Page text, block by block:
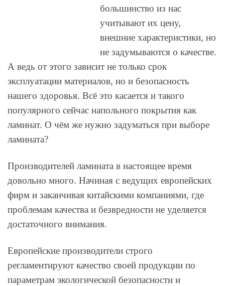
большинство из нас
учитывают их цену,
внешние характеристики, но
не задумываются о качестве.
А ведь от этого зависит не только срок
эксплуатации материалов, но и безопасность
нашего здоровья. Всё это касается и такого
популярного сейчас напольного покрытия как
ламинат. О чём же нужно задуматься при выборе
ламината?
Производителей ламината в настоящее время
довольно много. Начиная с ведущих европейских
фирм и заканчивая китайскими компаниями, где
проблемам качества и безвредности не уделяется
достаточного внимания.
Европейские производители строго
регламентируют качество своей продукции по
параметрам экологической безопасности и